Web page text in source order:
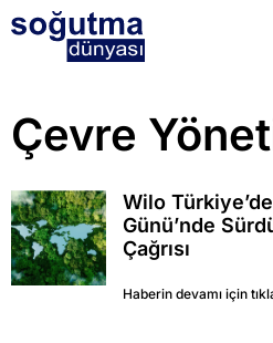
Çevre
Wilo
Günü’nde
Çağrısı
Haberin devamı için